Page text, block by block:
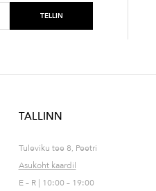
TALLINN
Tuleviku tee 8, Peetri
Asukoht kaardil
E – R | 10:00 – 19:00